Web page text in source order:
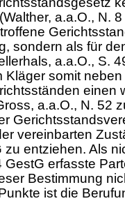
a.a.O., N.
sondern als für
a.a.O., S.
Kläger somit
einen
a.a.O., N. 52
vereinbarten
zu entziehen. Als
GestG erfasste
Bestimmung
ist die